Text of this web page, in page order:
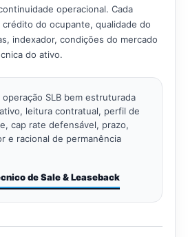
operacional. Cada
do ocupante, qualidade do
indexador, condições do mercado
do ativo.
operação SLB bem estruturada
leitura contratual, perfil de
cap rate defensável, prazo,
e racional de permanência
de Sale & Leaseback